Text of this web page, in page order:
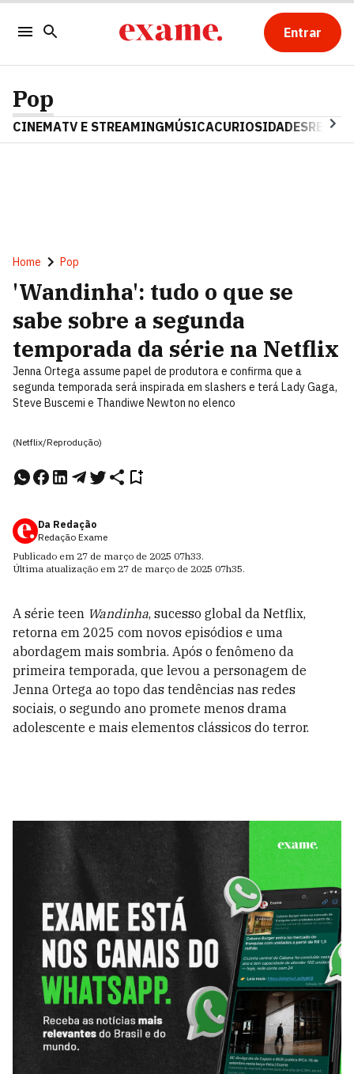
Entrar
Pop
CINEMATV E STREAMINGMÚSICACURIOSIDADES
Home Pop
'Wandinha': tudo o que se
sabe sobre a segunda
temporada da série na Netflix
Jenna Ortega assume papel de produtora e confirma que a
segunda temporada será inspirada em slashers e terá Lady Gaga,
Steve Buscemi e Thandiwe Newton no elenco
(Netflix/Reprodução)
Da Redação
Redação Exame
Publicado em 27 de março de 2025 07h33.
Última atualização em 27 de março de 2025 07h35.
A série teen Wandinha, sucesso global da Netflix,
retorna em 2025 com novos episódios e uma
abordagem mais sombria. Após o fenômeno da
primeira temporada, que levou a personagem de
Jenna Ortega ao topo das tendências nas redes
sociais, o segundo ano promete menos drama
adolescente e mais elementos clássicos do terror.